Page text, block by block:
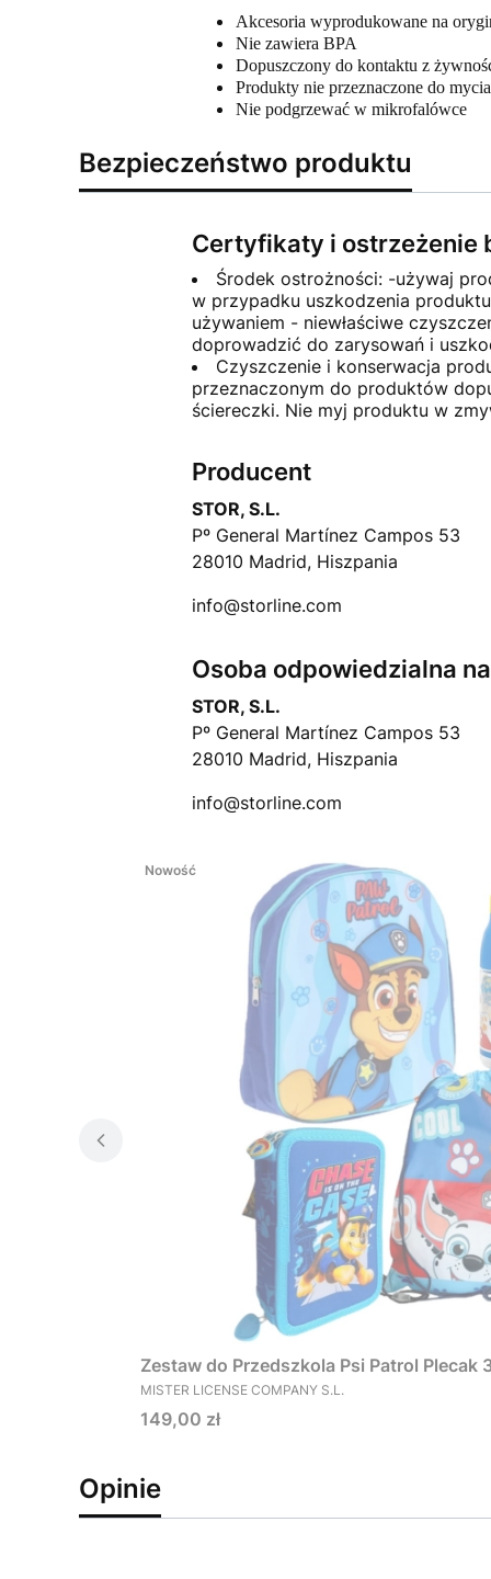
Akcesoria wyprodukowane na
Nie zawiera BPA
Dopuszczony do kontaktu z
Produkty nie przeznaczone do
Nie podgrzewać w mikrofalówce
Bezpieczeństwo produktu
Certyfikaty i ostrzeżenie
Środek ostrożności: -używaj
w przypadku uszkodzenia
używaniem - niewłaściwe
doprowadzić do zarysowań i
Czyszczenie i konserwacja
przeznaczonym do produktów
ściereczki. Nie myj produktu w
Producent
STOR, S.L.
Pº General Martínez Campos 53
28010 Madrid, Hiszpania
info@storline.com
Osoba odpowiedzialna
STOR, S.L.
Pº General Martínez Campos 53
28010 Madrid, Hiszpania
info@storline.com
Nowość
Zestaw do Przedszkola Psi Patrol
PRODUCENT
MISTER LICENSE COMPANY S.L.
Cena
149,00 zł
Opinie